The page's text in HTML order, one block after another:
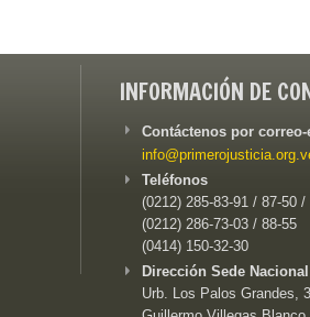
INFORMACIÓN DE
Contáctenos por
Teléfonos
(0212) 285-83-91 / 87-50 /
(0212) 286-73-03 / 88-55
(0414) 150-32-30
Dirección Sede
Urb. Los Palos Grandes,